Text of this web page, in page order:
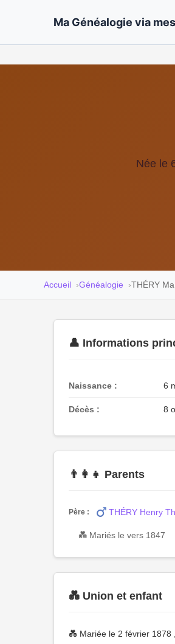
Ma Généalogie via
Née le
Accueil Généalogie THÉRY
👤 Informations
Naissance : 6
Décès : 8
👨‍👩‍👧 Parents
Père : THÉRY Henry
💑 Mariés le vers 1847
💑 Union et enfant
💑 Mariée le 2 février 1878